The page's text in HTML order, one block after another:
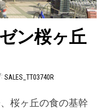
ン桜ヶ丘
SALES_TT03740R
桜ヶ丘の食の基幹